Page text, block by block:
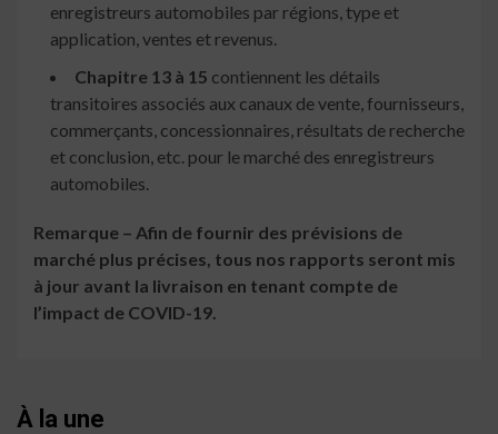
enregistreurs automobiles par régions, type et
application, ventes et revenus.
Chapitre 13 à 15 contiennent les détails
transitoires associés aux canaux de vente, fournisseurs,
commerçants, concessionnaires, résultats de recherche
et conclusion, etc. pour le marché des enregistreurs
automobiles.
Remarque – Afin de fournir des prévisions de
marché plus précises, tous nos rapports seront mis
à jour avant la livraison en tenant compte de
l’impact de COVID-19.
À la une